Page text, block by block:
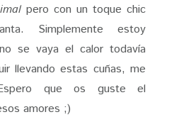
pero con un toque chic
Simplemente estoy
se vaya el calor todavía
llevando estas cuñas, me
que os guste el
amores ;)